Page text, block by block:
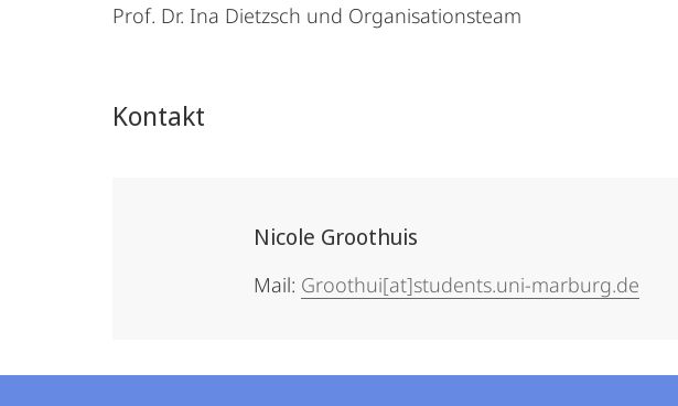
Prof. Dr. Ina Dietzsch und Organisationsteam
Kontakt
Nicole Groothuis
Mail: Groothui[at]students.uni-marburg.de